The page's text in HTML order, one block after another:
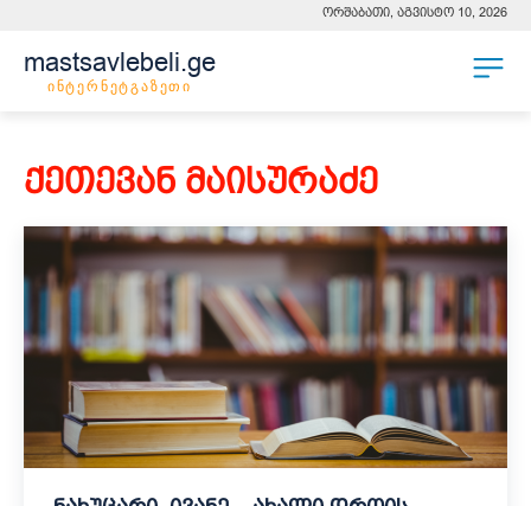
ორშაბათი, აგვისტო 10, 2026
mastsavlebeli.ge
ინტერნეტგაზეთი
ქეთევან მაისურაძე